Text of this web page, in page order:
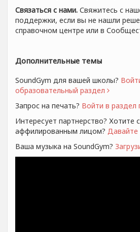
Связаться с нами. Свяжитесь с
поддержки, если вы не нашли
справочном центре или в
Дополнительные темы
SoundGym для вашей школы?
образовательный раздел
Запрос на печать? Войти в раздел
Интересует партнерство? Хотите
аффилированным лицом? Давайте
Ваша музыка на SoundGym?